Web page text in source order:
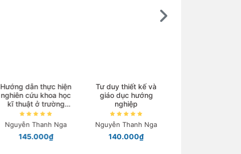
Hướng dẫn thực hiện
nghiên cứu khoa học
kĩ thuật ở trường
trung học
Nguyễn Thanh Nga
145.000₫
Tư duy thiết kế và
giáo dục hướng
nghiệp
Nguyễn Thanh Nga
140.000₫